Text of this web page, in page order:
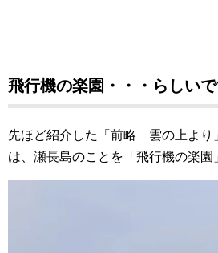
飛行機の楽園・・・らしい
先ほど紹介した「前略 雲の上より
は、瀬長島のことを「飛行機の楽園